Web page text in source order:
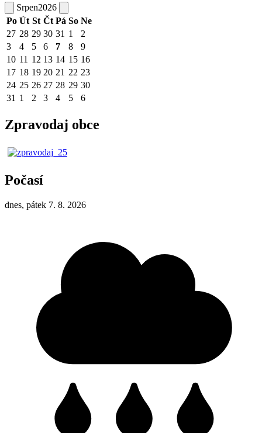
Srpen2026
Po Út St Čt Pá So Ne
27 28 29 30 31 1
2
3
4 5 6 7 8
9
10 11 12 13 14 15 16
17 18 19 20 21 22 23
24 25 26 27 28 29 30
31 1 2 3 4 5 6
Zpravodaj obce
Počasí
dnes, pátek 7. 8. 2026